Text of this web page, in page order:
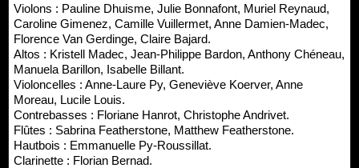
Violons : Pauline Dhuisme, Julie Bonnafont, Muriel Reynaud,
Caroline Gimenez, Camille Vuillermet, Anne Damien-Madec,
Florence Van Gerdinge, Claire Bajard.
Altos : Kristell Madec, Jean-Philippe Bardon, Anthony Chéneau,
Manuela Barillon, Isabelle Billant.
Violoncelles : Anne-Laure Py, Geneviève Koerver, Anne
Moreau, Lucile Louis.
Contrebasses : Floriane Hanrot, Christophe Andrivet.
Flûtes : Sabrina Featherstone, Matthew Featherstone.
Hautbois : Emmanuelle Py-Roussillat.
Clarinette : Florian Bernad.